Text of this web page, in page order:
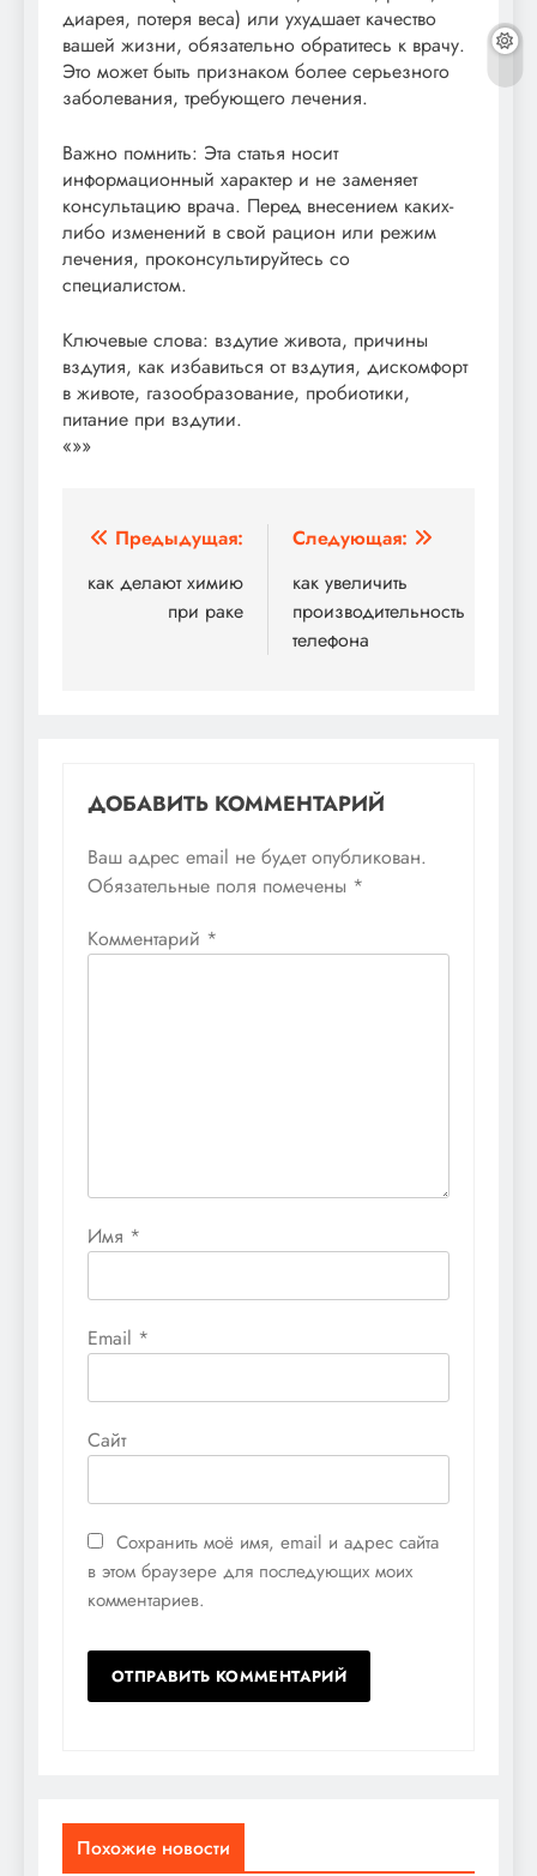
диарея, потеря веса) или ухудшает качество
вашей жизни, обязательно обратитесь к врачу.
Это может быть признаком более серьезного
заболевания, требующего лечения.
Важно помнить: Эта статья носит
информационный характер и не заменяет
консультацию врача. Перед внесением каких-
либо изменений в свой рацион или режим
лечения, проконсультируйтесь со
специалистом.
Ключевые слова: вздутие живота, причины
вздутия, как избавиться от вздутия, дискомфорт
в животе, газообразование, пробиотики,
питание при вздутии.
«»»
Навигация
по
записям
Предыдущая:
как делают химию
при раке
Следующая:
как увеличить
производительность
телефона
ДОБАВИТЬ КОММЕНТАРИЙ
Ваш адрес email не будет опубликован.
Обязательные поля помечены *
Комментарий *
Имя *
Email *
Сайт
Сохранить моё имя, email и адрес сайта
в этом браузере для последующих моих
комментариев.
Похожие новости